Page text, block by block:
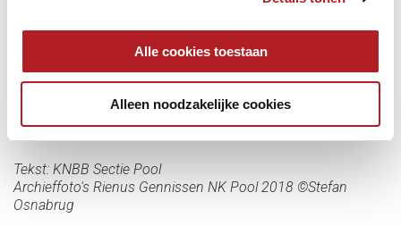
Alle cookies toestaan
Alleen noodzakelijke cookies
Tekst: KNBB Sectie Pool
Archieffoto's Rienus Gennissen NK Pool 2018 ©Stefan
Osnabrug